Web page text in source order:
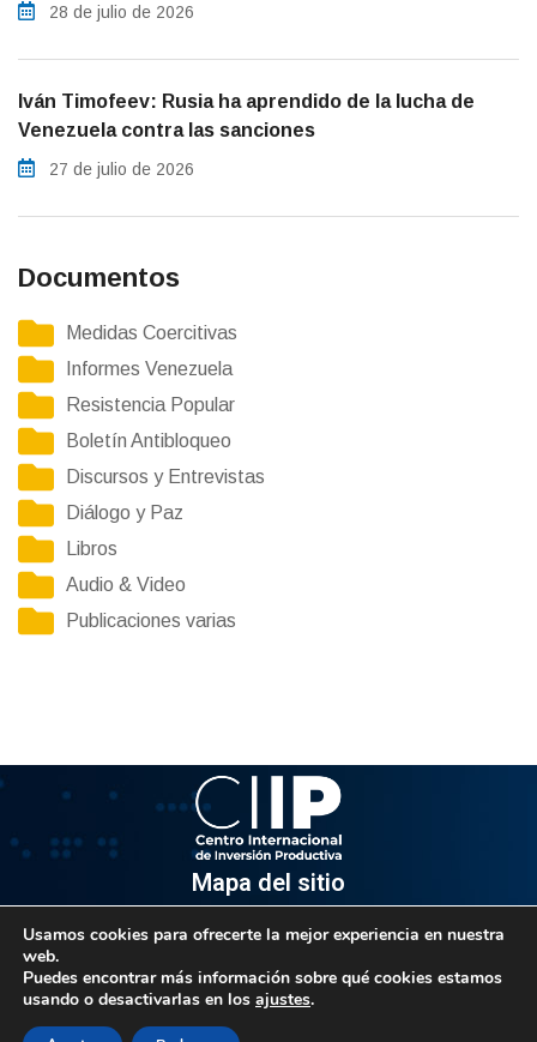
28 de julio de 2026
Iván Timofeev: Rusia ha aprendido de la lucha de
Venezuela contra las sanciones
27 de julio de 2026
Documentos
Medidas Coercitivas
Informes Venezuela
Resistencia Popular
Boletín Antibloqueo
Discursos y Entrevistas
Diálogo y Paz
Libros
Audio & Video
Publicaciones varias
Mapa del sitio
Av. Venezuela, Edif. Epsilon Piso 3, Oficina 3-2, Sector el
Rosal, Chacao.
Caracas, Código Postal 1064
Usamos cookies para ofrecerte la mejor experiencia en nuestra
web.
Puedes encontrar más información sobre qué cookies estamos
usando o desactivarlas en los ajustes.